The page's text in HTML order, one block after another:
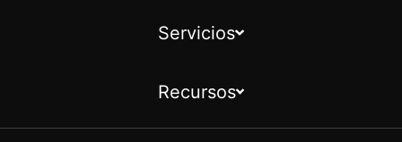
Servicios
Recursos